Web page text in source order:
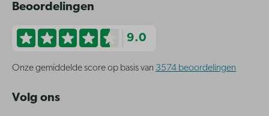
Beoordelingen
9.0
Onze gemiddelde score op basis van 3574 beoordelingen
Volg ons